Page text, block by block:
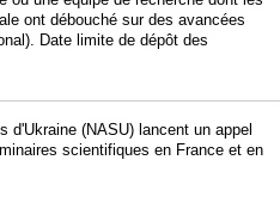
ont débouché sur des avancées
Date limite de dépôt des
d'Ukraine (NASU) lancent un appel
scientifiques en France et en